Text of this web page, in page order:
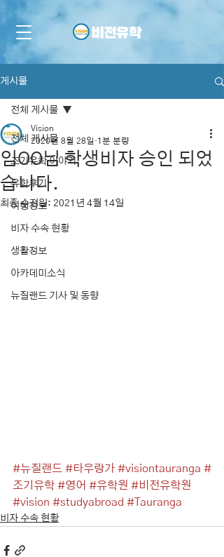
게시물
전체 게시물
조기유학 이야기
유학후기
여행정보
비자 수속 현황
생활정보
아카데미소식
뉴질랜드 기사 및 동향
전체 게시물
임OO님 학생비자 승인 되었
습니다.
Vision
2020년 8월 28일 1분 분량
최종 수정일: 2021년 4월 14일
#뉴질랜드 #타우랑가 #visiontauranga #
조기유학 #영어 #유학원 #비전유학원
#vision #studyabroad #Tauranga
비자 수속 현황